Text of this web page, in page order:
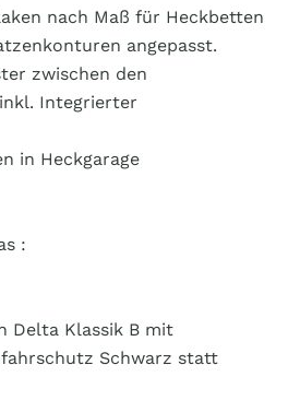
nach Maß für Heckbetten
angepasst.
zwischen den
Integrierter
in Heckgarage
:
Delta Klassik B mit
Schwarz statt